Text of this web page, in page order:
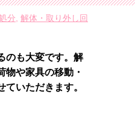
分 解体・取り外し回
のも大変です。解
物や家具の移動・
ていただきます。